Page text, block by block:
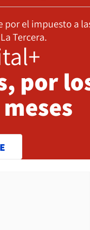
por el impuesto a
Tercera.
por